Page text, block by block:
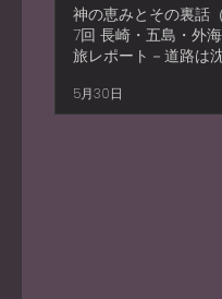
神の恵みとその裏話
7回 長崎・五島・外
旅レポート－道路は
5月30日